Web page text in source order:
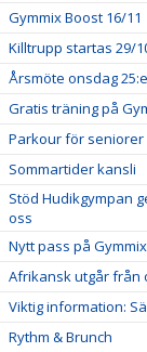
Gymmix Boost 16/11
Killtrupp startas 29/
Årsmöte onsdag
Gratis träning på
Parkour för seniorer
Sommartider kansli
Stöd Hudikgympan
oss
Nytt pass på
Afrikansk utgår från
Viktig information:
Rythm & Brunch